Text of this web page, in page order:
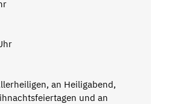
an Heiligabend,
und an